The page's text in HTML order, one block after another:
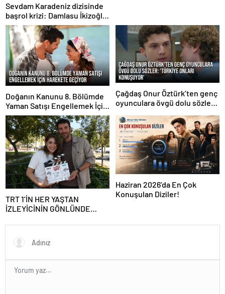
Sevdam Karadeniz dizisinde
başrol krizi: Damlasu İkizoğlu
projeden ayrıldı
Doğanın Kanunu 8. Bölümde
Yaman Satışı Engellemek İçin
Harekete Geçiyor
Çağdaş Onur Öztürk’ten genç
oyunculara övgü dolu sözler:
TRT 1’İN HER YAŞTAN
İZLEYİCİNİN GÖNLÜNDE
‘EVLİLİK GÜZELDİR’ SETE
ÇIKTI!
Haziran 2026’da En Çok
Konuşulan Diziler!